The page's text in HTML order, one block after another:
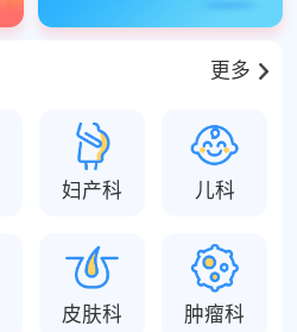
更多
妇产科 儿科
皮肤科 肿瘤科